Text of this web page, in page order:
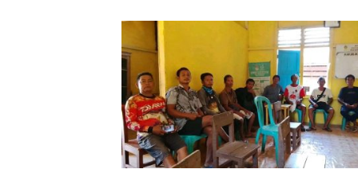
e
b
o
o
k
at
A
p
p
ittai
l
ar
e